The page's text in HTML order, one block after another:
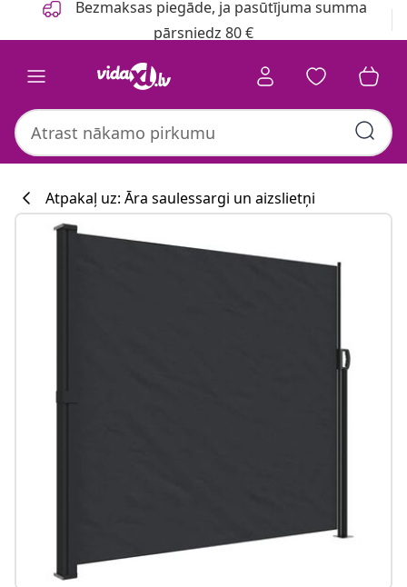
Bezmaksas piegāde, ja pasūtījuma summa
pārsniedz 80 €
Atpakaļ uz: Āra saulessargi un aizslietņi